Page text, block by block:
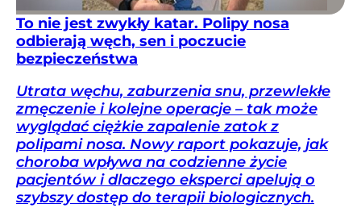
To nie jest zwykły katar. Polipy nosa
odbierają węch, sen i poczucie
bezpieczeństwa
Utrata węchu, zaburzenia snu, przewlekłe
zmęczenie i kolejne operacje – tak może
wyglądać ciężkie zapalenie zatok z
polipami nosa. Nowy raport pokazuje, jak
choroba wpływa na codzienne życie
pacjentów i dlaczego eksperci apelują o
szybszy dostęp do terapii biologicznych.